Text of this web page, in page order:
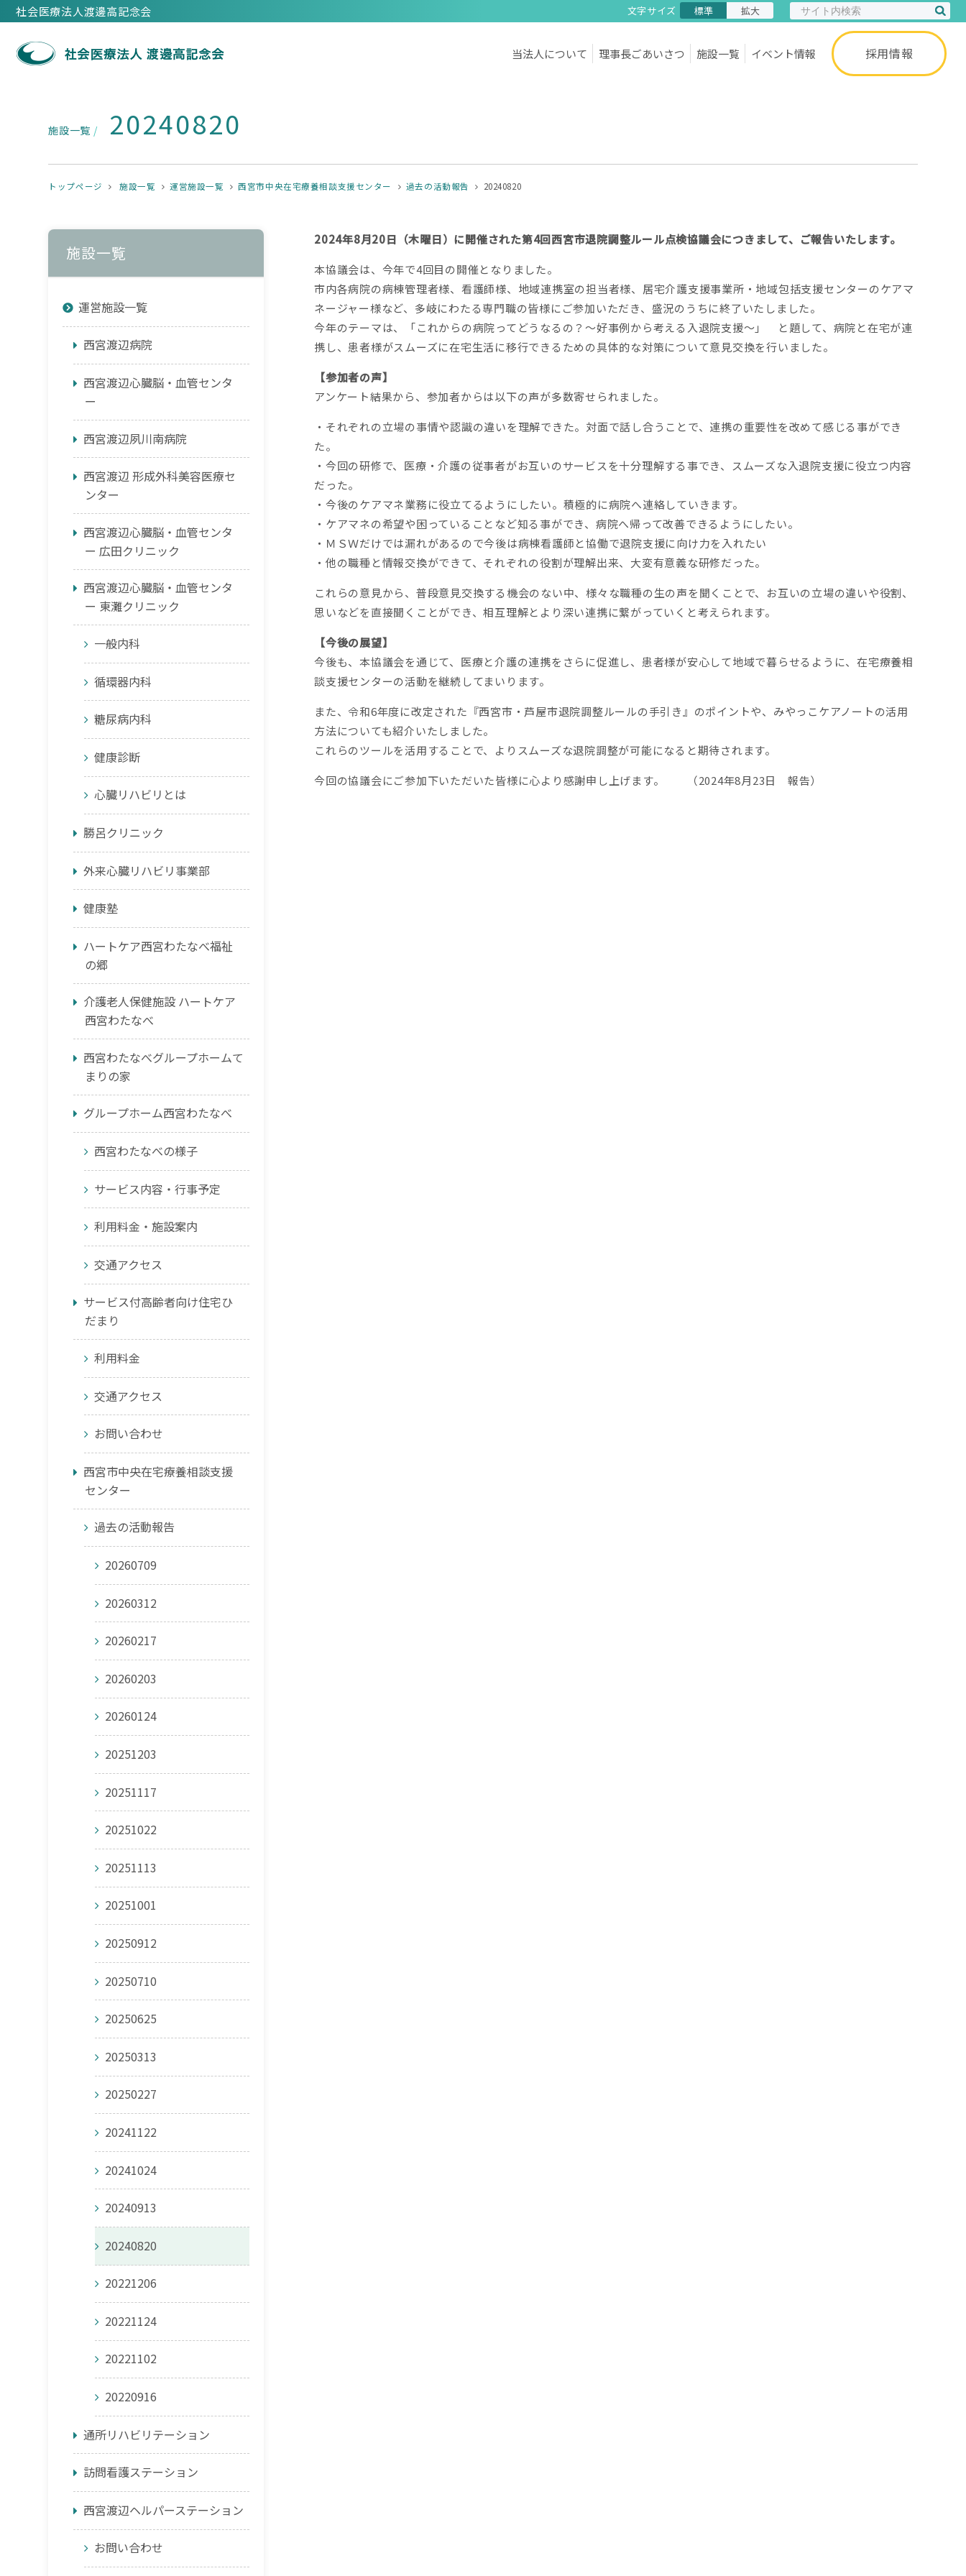
社会医療法人渡邊高記念会 文字サイズ 標準 拡大
当法人について 理事長ごあいさつ 施設一覧 イベント情報 採用情報
施設一覧 / 20240820
トップページ 施設一覧 運営施設一覧 西宮市中央在宅療養相談支援センター 過去の活動報告 20240820
2024年8月20日（木曜日）に開催された第4回西宮市退院調整ルール点検協議会につきまして、ご報告いたします。
本協議会は、今年で4回目の開催となりました。
市内各病院の病棟管理者様、看護師様、地域連携室の担当者様、居宅介護支援事業所・地域包括支援センターのケアマ
ネージャー様など、多岐にわたる専門職の皆様にご参加いただき、盛況のうちに終了いたしました。
今年のテーマは、「これからの病院ってどうなるの？～好事例から考える入退院支援～」 と題して、病院と在宅が連
携し、患者様がスムーズに在宅生活に移行できるための具体的な対策について意見交換を行いました。
【参加者の声】
アンケート結果から、参加者からは以下の声が多数寄せられました。
・それぞれの立場の事情や認識の違いを理解できた。対面で話し合うことで、連携の重要性を改めて感じる事ができ
た。
・今回の研修で、医療・介護の従事者がお互いのサービスを十分理解する事でき、スムーズな入退院支援に役立つ内容
だった。
・今後のケアマネ業務に役立てるようにしたい。積極的に病院へ連絡していきます。
・ケアマネの希望や困っていることなど知る事ができ、病院へ帰って改善できるようにしたい。
・ＭＳＷだけでは漏れがあるので今後は病棟看護師と協働で退院支援に向け力を入れたい
・他の職種と情報交換ができて、それぞれの役割が理解出来、大変有意義な研修だった。
これらの意見から、普段意見交換する機会のない中、様々な職種の生の声を聞くことで、お互いの立場の違いや役割、
思いなどを直接聞くことができ、相互理解とより深い連携に繋がっていくと考えられます。
【今後の展望】
今後も、本協議会を通じて、医療と介護の連携をさらに促進し、患者様が安心して地域で暮らせるように、在宅療養相
談支援センターの活動を継続してまいります。
また、令和6年度に改定された『西宮市・芦屋市退院調整ルールの手引き』のポイントや、みやっこケアノートの活用
方法についても紹介いたしました。
これらのツールを活用することで、よりスムーズな退院調整が可能になると期待されます。
今回の協議会にご参加下いただいた皆様に心より感謝申し上げます。 （2024年8月23日 報告）
施設一覧
運営施設一覧
西宮渡辺病院
西宮渡辺心臓脳・血管センタ
ー
西宮渡辺夙川南病院
西宮渡辺 形成外科美容医療セ
ンター
西宮渡辺心臓脳・血管センタ
ー 広田クリニック
西宮渡辺心臓脳・血管センタ
ー 東灘クリニック
一般内科
循環器内科
糖尿病内科
健康診断
心臓リハビリとは
勝呂クリニック
外来心臓リハビリ事業部
健康塾
ハートケア西宮わたなべ福祉
の郷
介護老人保健施設 ハートケア
西宮わたなべ
西宮わたなべグループホームて
まりの家
グループホーム西宮わたなべ
西宮わたなべの様子
サービス内容・行事予定
利用料金・施設案内
交通アクセス
サービス付高齢者向け住宅ひ
だまり
利用料金
交通アクセス
お問い合わせ
西宮市中央在宅療養相談支援
センター
過去の活動報告
20260709
20260312
20260217
20260203
20260124
20251203
20251117
20251022
20251113
20251001
20250912
20250710
20250625
20250313
20250227
20241122
20241024
20240913
20240820
20221206
20221124
20221102
20220916
通所リハビリテーション
訪問看護ステーション
西宮渡辺ヘルパーステーション
お問い合わせ